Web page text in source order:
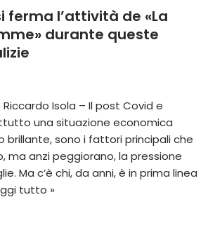
ferma l’attività de «La
durante queste
Riccardo Isola – Il post Covid e
una situazione economica
brillante, sono i fattori principali che
ma anzi peggiorano, la pressione
Ma c’è chi, da anni, è in prima linea
tutto »